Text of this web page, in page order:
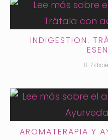
INDIGESTION.
7
AROMATERAPIA Y